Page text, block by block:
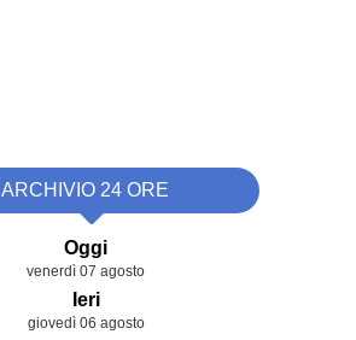
ARCHIVIO 24 ORE
Oggi
venerdì 07 agosto
Ieri
giovedì 06 agosto